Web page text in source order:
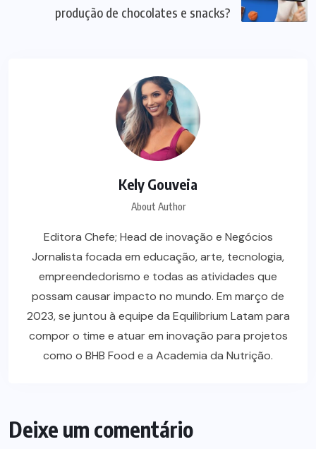
produção de chocolates e snacks?
Kely Gouveia
About Author
Editora Chefe; Head de inovação e Negócios
Jornalista focada em educação, arte, tecnologia,
empreendedorismo e todas as atividades que
possam causar impacto no mundo. Em março de
2023, se juntou à equipe da Equilibrium Latam para
compor o time e atuar em inovação para projetos
como o BHB Food e a Academia da Nutrição.
Deixe um comentário